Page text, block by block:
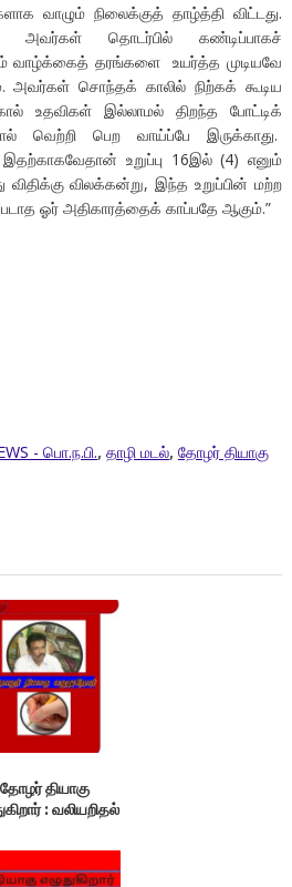
வாழும் நிலைக்குத் தாழ்த்தி விட்டது.
அவர்கள் தொடர்பில் கண்டிப்பாகச்
வாழ்க்கைத் தரங்களை உயர்த்த முடியவே
அவர்கள் சொந்தக் காலில் நிற்கக் கூடிய
உதவிகள் இல்லாமல் திறந்த போட்டிக்
வெற்றி பெற வாய்ப்பே இருக்காது.
உறுப்பு 16இல் (4) எனும்
விலக்கன்று, இந்த உறுப்பின் மற்ற
ஓர் அதிகாரத்தைக் காப்பதே ஆகும்.”
- பொ.ந.பி., தாழி மடல், தோழர் தியாகு
தோழர் தியாகு
: வலியறிதல்